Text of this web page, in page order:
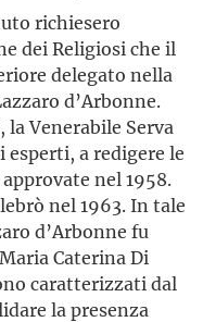
richiesero
dei Religiosi che il
delegato nella
d’Arbonne.
Venerabile Serva
esperti, a redigere le
nel 1958.
nel 1963. In tale
d’Arbonne fu
Caterina Di
caratterizzati dal
la presenza